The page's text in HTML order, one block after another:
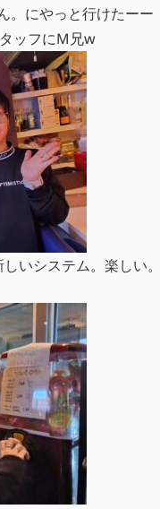
。にやっと行けたーー
ッフにM兄w
いシステム。楽しい